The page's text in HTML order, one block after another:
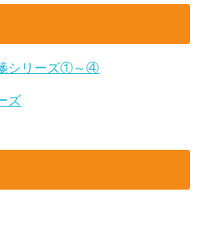
シリーズ①～④
ズ